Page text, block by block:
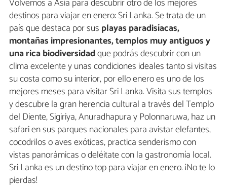
Volvemos a Asia para descubrir otro de los mejores
destinos para viajar en enero: Sri Lanka. Se trata de un
país que destaca por sus playas paradisíacas,
montañas impresionantes, templos muy antiguos y
una rica biodiversidadque podrás descubrir con un
clima excelente y unas condiciones ideales tanto si visitas
su costa como su interior, por ello enero es uno de los
mejores meses para visitar Sri Lanka. Visita sus templos
y descubre la gran herencia cultural a través del Templo
del Diente, Sigiriya, Anuradhapura y Polonnaruwa, haz un
safari en sus parques nacionales para avistar elefantes,
cocodrilos o aves exóticas, practica senderismo con
vistas panorámicas o deléitate con la gastronomía local.
Sri Lanka es un destino top para viajar en enero. ¡No te lo
pierdas!